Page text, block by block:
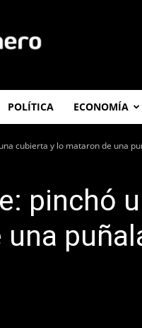
POLÍTICA ECONOMÍA
cubierta y lo mataron de una
pinchó
una